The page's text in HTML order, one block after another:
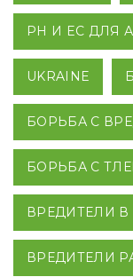
PH И EC ДЛЯ
UKRAINE
БОРЬБА С
БОРЬБА С
ВРЕДИТЕЛИ В
ВРЕДИТЕЛИ